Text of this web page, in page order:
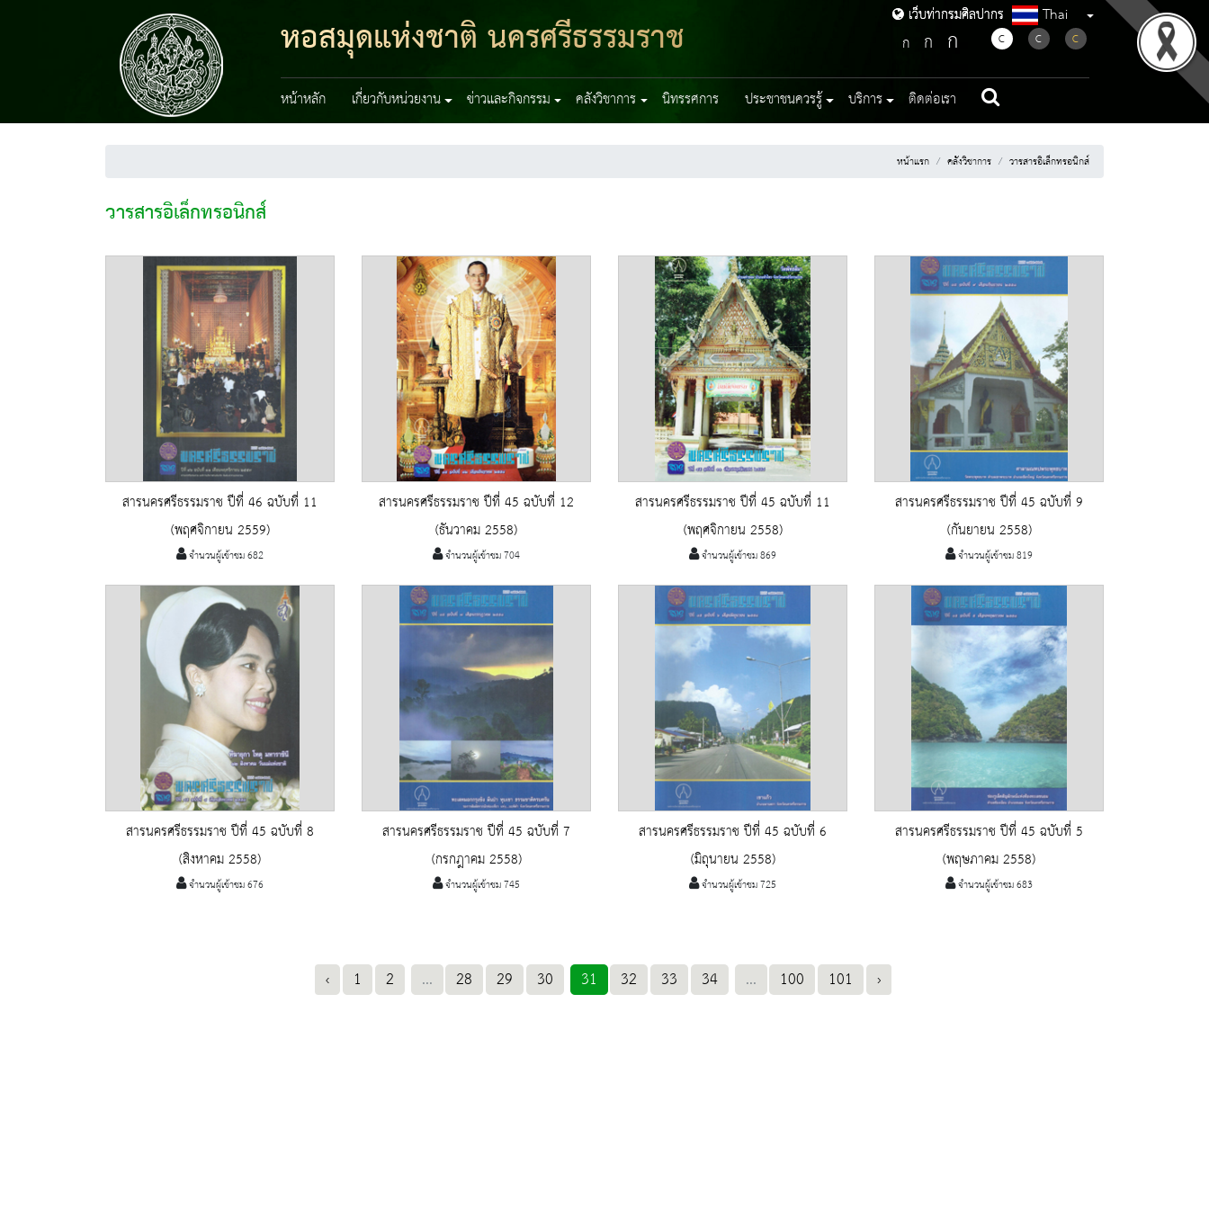
เว็บท่ากรมศิลปากร
หอสมุดแห่งชาติ นครศรีธรรมราช เว็บท่ากรมศิลปากร Thai
ก ก ก C C C
หน้าหลัก เกี่ยวกับหน่วยงาน ข่าวและกิจกรรม คลังวิชาการ นิทรรศการ ประชาชนควรรู้ บริการ ติดต่อเรา
หน้าแรก คลังวิชาการ วารสารอิเล็กทรอนิกส์
วารสารอิเล็กทรอนิกส์
สารนครศรีธรรมราช ปีที่ 46 ฉบับที่ 11
(พฤศจิกายน 2559)
จำนวนผู้เข้าชม 682
สารนครศรีธรรมราช ปีที่ 45 ฉบับที่ 12
(ธันวาคม 2558)
จำนวนผู้เข้าชม 704
สารนครศรีธรรมราช ปีที่ 45 ฉบับที่ 11
(พฤศจิกายน 2558)
จำนวนผู้เข้าชม 869
สารนครศรีธรรมราช ปีที่ 45 ฉบับที่ 9
(กันยายน 2558)
จำนวนผู้เข้าชม 819
สารนครศรีธรรมราช ปีที่ 45 ฉบับที่ 8
(สิงหาคม 2558)
จำนวนผู้เข้าชม 676
สารนครศรีธรรมราช ปีที่ 45 ฉบับที่ 7
(กรกฎาคม 2558)
จำนวนผู้เข้าชม 745
สารนครศรีธรรมราช ปีที่ 45 ฉบับที่ 6
(มิถุนายน 2558)
จำนวนผู้เข้าชม 725
สารนครศรีธรรมราช ปีที่ 45 ฉบับที่ 5
(พฤษภาคม 2558)
จำนวนผู้เข้าชม 683
‹ 1 2 ... 28 29 30 31 32 33 34 ... 100 101 ›